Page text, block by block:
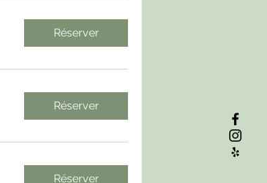
Réserver
Réserver
Réserver